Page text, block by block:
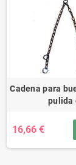
Cadena para
pulida
16,66 €